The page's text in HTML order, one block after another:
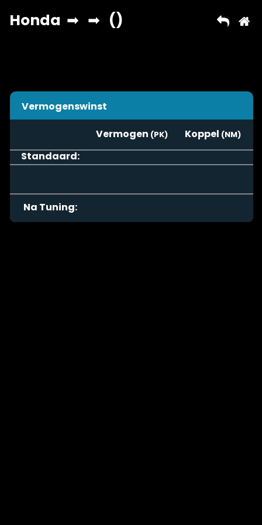
Vermogenswinst
Vermogen
Koppel
Standaard:
Na Tuning: